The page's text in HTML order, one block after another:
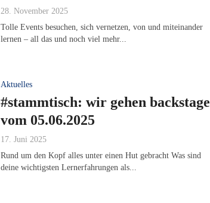
28. November 2025
Tolle Events besuchen, sich vernetzen, von und miteinander
lernen – all das und noch viel mehr...
Aktuelles
#stammtisch: wir gehen backstage
vom 05.06.2025
17. Juni 2025
Rund um den Kopf alles unter einen Hut gebracht Was sind
deine wichtigsten Lernerfahrungen als...